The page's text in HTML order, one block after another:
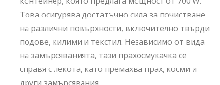
Това осигурява достатъчно сила за почистване
на различни повърхности, включително твърди
подове, килими и текстил. Независимо от вида
на замърсяванията, тази прахосмукачка се
справя с лекота, като премахва прах, косми и
други замърсявания.